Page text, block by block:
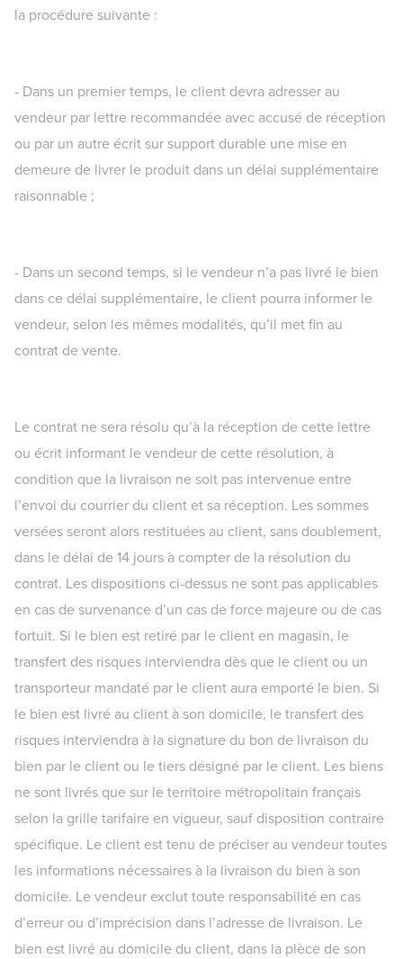
la procédure suivante :
- Dans un premier temps, le client devra adresser au
vendeur par lettre recommandée avec accusé de réception
ou par un autre écrit sur support durable une mise en
demeure de livrer le produit dans un délai supplémentaire
raisonnable ;
- Dans un second temps, si le vendeur n’a pas livré le bien
dans ce délai supplémentaire, le client pourra informer le
vendeur, selon les mêmes modalités, qu’il met fin au
contrat de vente.
Le contrat ne sera résolu qu’à la réception de cette lettre
ou écrit informant le vendeur de cette résolution, à
condition que la livraison ne soit pas intervenue entre
l’envoi du courrier du client et sa réception. Les sommes
versées seront alors restituées au client, sans doublement,
dans le délai de 14 jours à compter de la résolution du
contrat. Les dispositions ci-dessus ne sont pas applicables
en cas de survenance d’un cas de force majeure ou de cas
fortuit. Si le bien est retiré par le client en magasin, le
transfert des risques interviendra dès que le client ou un
transporteur mandaté par le client aura emporté le bien. Si
le bien est livré au client à son domicile, le transfert des
risques interviendra à la signature du bon de livraison du
bien par le client ou le tiers désigné par le client. Les biens
ne sont livrés que sur le territoire métropolitain français
selon la grille tarifaire en vigueur, sauf disposition contraire
spécifique. Le client est tenu de préciser au vendeur toutes
les informations nécessaires à la livraison du bien à son
domicile. Le vendeur exclut toute responsabilité en cas
d’erreur ou d’imprécision dans l’adresse de livraison. Le
bien est livré au domicile du client, dans la pièce de son